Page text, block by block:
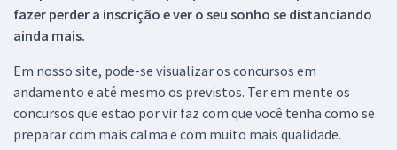
fazer perder a inscrição e ver o seu sonho se distanciando
ainda mais.
Em nosso site, pode-se visualizar os concursos em
andamento e até mesmo os previstos. Ter em mente os
concursos que estão por vir faz com que você tenha como se
preparar com mais calma e com muito mais qualidade.